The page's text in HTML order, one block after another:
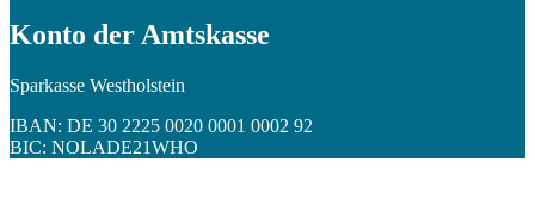
Konto der Amtskasse
Sparkasse Westholstein
IBAN: DE 30 2225 0020 0001 0002 92
BIC: NOLADE21WHO